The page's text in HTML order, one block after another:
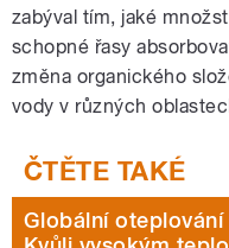
zabýval tím, jaké
schopné řasy
změna organického
vody v různých
Globální